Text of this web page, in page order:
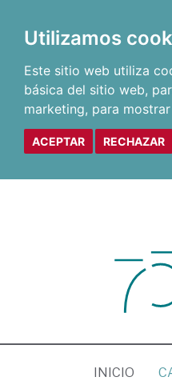
Utilizamos
Este sitio web utiliza
básica del sitio web,
marketing, para
ACEPTAR RECHAZAR
INICIO